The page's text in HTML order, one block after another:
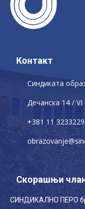
Контакт
Синдиката
Дечaнскa 14 /
+381 11 3233229
Скорашњи
СИНДИКАЛНО ПЕРО